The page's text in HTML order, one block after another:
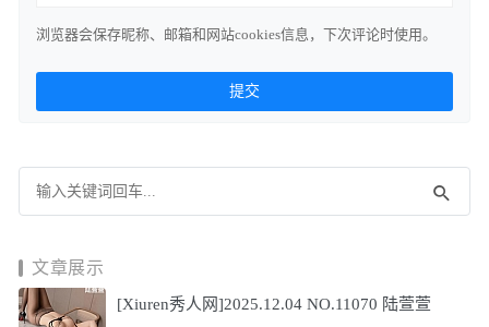
浏览器会保存昵称、邮箱和网站cookies信息，下次评论时使用。
文章展示
[Xiuren秀人网]2025.12.04 NO.11070 陆萱萱